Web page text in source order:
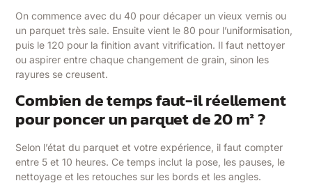
On commence avec du 40 pour décaper un vieux vernis ou
un parquet très sale. Ensuite vient le 80 pour l’uniformisation,
puis le 120 pour la finition avant vitrification. Il faut nettoyer
ou aspirer entre chaque changement de grain, sinon les
rayures se creusent.
Combien de temps faut-il réellement
pour poncer un parquet de 20 m² ?
Selon l’état du parquet et votre expérience, il faut compter
entre 5 et 10 heures. Ce temps inclut la pose, les pauses, le
nettoyage et les retouches sur les bords et les angles.